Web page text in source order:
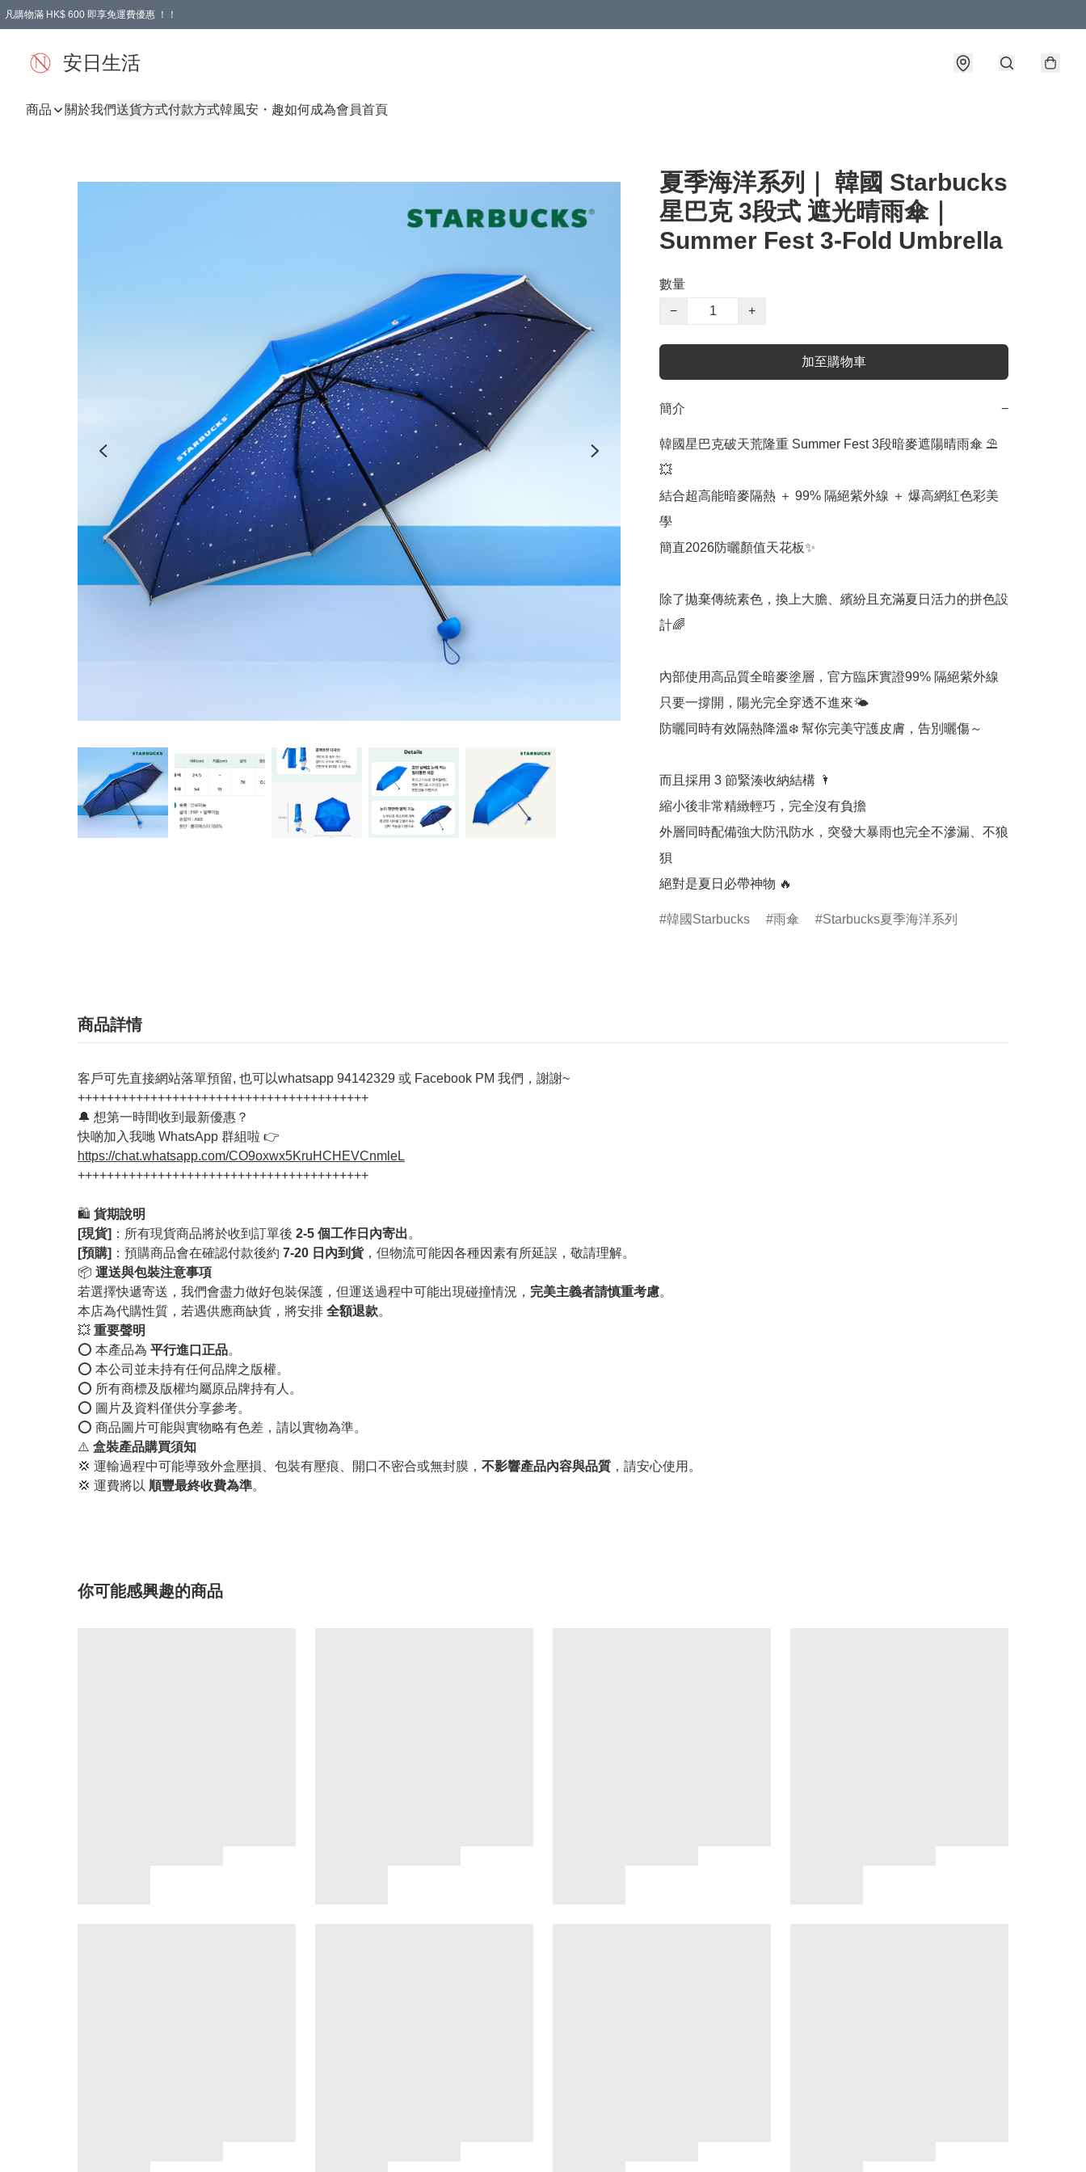
凡購物滿 HK$ 600 即享免運費優惠 ！！
安日生活
商品 關於我們送貨方式付款方式韓風安・趣如何成為會員首頁
夏季海洋系列｜ 韓國 Starbucks
星巴克 3段式 遮光晴雨傘｜
Summer Fest 3-Fold Umbrella
數量
−
+
加至購物車
簡介 −
韓國星巴克破天荒隆重 Summer Fest 3段暗麥遮陽晴雨傘 ⛱️
💥
結合超高能暗麥隔熱 ＋ 99% 隔絕紫外線 ＋ 爆高網紅色彩美
學
簡直2026防曬顏值天花板✨
除了拋棄傳統素色，換上大膽、繽紛且充滿夏日活力的拼色設
計🌈
內部使用高品質全暗麥塗層，官方臨床實證99% 隔絕紫外線
只要一撐開，陽光完全穿透不進來🌤️
防曬同時有效隔熱降溫❄️ 幫你完美守護皮膚，告別曬傷～
而且採用 3 節緊湊收納結構 🌂
縮小後非常精緻輕巧，完全沒有負擔
外層同時配備強大防汛防水，突發大暴雨也完全不滲漏、不狼
狽
絕對是夏日必帶神物 🔥
韓國Starbucks 雨傘 Starbucks夏季海洋系列
商品詳情
客戶可先直接網站落單預留, 也可以whatsapp 94142329 或 Facebook PM 我們，謝謝~
++++++++++++++++++++++++++++++++++++++++
🔔 想第一時間收到最新優惠？
快啲加入我哋 WhatsApp 群組啦 👉
https://chat.whatsapp.com/CO9oxwx5KruHCHEVCnmleL
++++++++++++++++++++++++++++++++++++++++
🛍️ 貨期說明
[現貨] ：所有現貨商品將於收到訂單後 2-5 個工作日內寄出。
[預購] ：預購商品會在確認付款後約 7-20 日內到貨，但物流可能因各種因素有所延誤，敬請理解。
📦 運送與包裝注意事項
若選擇快遞寄送，我們會盡力做好包裝保護，但運送過程中可能出現碰撞情況， 完美主義者請慎重考慮。
本店為代購性質，若遇供應商缺貨，將安排 全額退款。
💥 重要聲明
⭕️ 本產品為 平行進口正品。
⭕️ 本公司並未持有任何品牌之版權。
⭕️ 所有商標及版權均屬原品牌持有人。
⭕️ 圖片及資料僅供分享參考。
⭕️ 商品圖片可能與實物略有色差，請以實物為準。
⚠️ 盒裝產品購買須知
💢 運輸過程中可能導致外盒壓損、包裝有壓痕、開口不密合或無封膜， 不影響產品內容與品質 ，請安心使用。
💢 運費將以 順豐最終收費為準。
你可能感興趣的商品